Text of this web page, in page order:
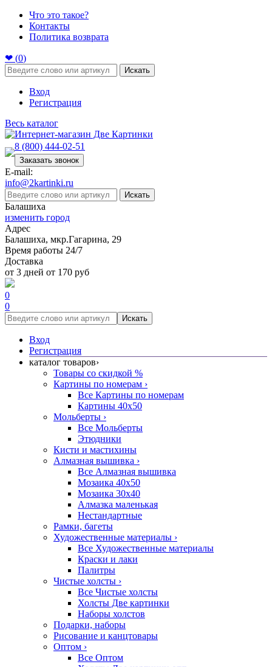
Что это такое?
Контакты
Политика возврата
❤ (0)
Искать
Вход
Регистрация
Весь каталог
8 (800) 444-02-51
Заказать звонок
E-mail:
info@2kartinki.ru
Искать
Балашиха
изменить город
Адрес
Балашиха, мкр.Гагарина, 29
Время работы 24/7
Доставка
от 3 дней от 170 руб
0
0
Искать
Вход
Регистрация
каталог товаров›
Товары со скидкой %
Картины по номерам ›
Все Картины по номерам
Картины 40x50
Мольберты ›
Все Мольберты
Этюдники
Кисти и мастихины
Алмазная вышивка ›
Все Алмазная вышивка
Мозаика 40x50
Мозаика 30x40
Алмазка маленькая
Нестандартные
Рамки, багеты
Художественные материалы ›
Все Художественные материалы
Краски и лаки
Палитры
Чистые холсты ›
Все Чистые холсты
Холсты Две картинки
Наборы холстов
Подарки, наборы
Рисование и канцтовары
Оптом ›
Все Оптом